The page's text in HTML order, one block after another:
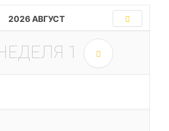
2026 АВГУСТ
1